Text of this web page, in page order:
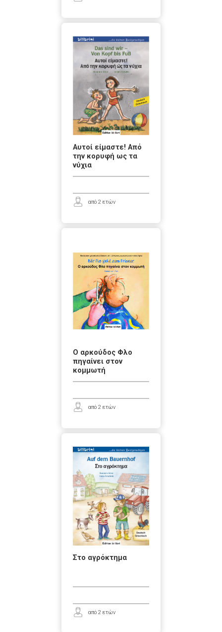
Αυτοί είμαστε! Από
την κορυφή ως τα
νύχια
από 2 ετών
Ο αρκούδος Φλο
πηγαίνει στον
κομμωτή
από 2 ετών
Στο αγρόκτημα
από 2 ετών